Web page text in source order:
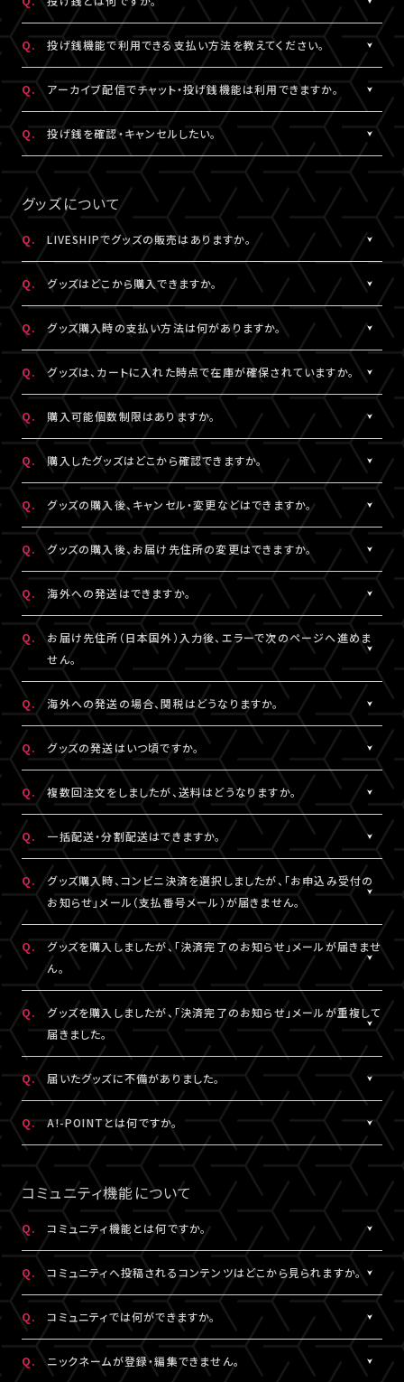
iOS：なし
Android：Chrome
なお、ユーザーがニックネームを変更した場合であっても、過去の
チャットのニックネームは変更されず、変更前のニックネームが表
示されます。
※ニックネームの登録・編集は配信視聴ページからも設定いただ
けます。
※コミュニティ機能が設定されている配信では、コミュニティ機能
とチャット機能のニックネーム設定は連動されます。
※公演によってはX連携をご利用いただけない場合があります。
欄上部「×」印）を押下すると、チャット非表示となります。 また、全
画面表示にした場合も、チャットは非表示になります。
A.
配信中にチップを送ることができる機能です。
投げ銭機能をご利用の場合は、「マイページ」内「基本情報」にござ
います「決済情報」にてクレジットカード決済情報のご登録いただ
くか、
配信中に配信視聴ページよりクレジットカード決済情報のご登録
をお願いいたします。
※公演によっては、投げ銭機能をご利用いただけない場合があり
ます。
Q. 投げ銭機能で利用できる支払い方法を教えてください。
クレジットカード決済をご利用いただけます。
投げ銭機能をご利用の場合は、「マイページ」内「基本情報」にござ
います「決済情報」にてクレジットカード決済情報のご登録いただ
くか、
配信中に配信視聴ページよりクレジットカード決済情報のご登録
をお願いいたします。
なお、決済方法については今後追加される可能性がございます。
Q. アーカイブ配信でチャット・投げ銭機能は利用できますか。
公演により異なります。チケット販売ページなどでご確認ください。
Q. 投げ銭を確認・キャンセルしたい。
投げ銭をキャンセルすることはできません。投げ銭機能をご利用の
場合は、金額に誤りがないか確認のうえ、ご利用ください。
複数回クリックにより、重複課金となる可能性がございますので、
ご注意ください。
※ご利用になった投げ銭は「マイページ」内「投げ銭履歴」よりご
確認いただけます。
グッズについて
Q. LIVESHIPでグッズの販売はありますか。
グッズの販売有無は各配信により異なります。
Q. グッズはどこから購入できますか。
各配信視聴ページなどでご購入いただけます。
LIVESHIPにご登録のA!-ID（メールアドレス）でログインのうえ、ご
利用ください。
※グッズをご購入いただくには、LIVESHIPへの会員登録が必要と
なります。
※LIVESHIPへの会員登録については ［Q:LIVESHIPを利用するに
はどうすればいいですか。］をご参照ください。
Q. グッズ購入時の支払い方法は何がありますか。
クレジットカード決済、コンビニ決済がご利用いただけます。
Q. グッズは、カートに入れた時点で在庫が確保されていますか。
カートに入れた時点では在庫確保とはなりません。
ご注文手続きが完了した時点で在庫確保となります。
ただしコンビニ決済をご利用の場合、支払い期限を過ぎると在庫
確保はリセットされますので予めご了承ください。
Q. 購入可能個数制限はありますか。
A.
公演・グッズにより異なります。グッズ商品詳細ページなどでご確
認ください。
Q. 購入したグッズはどこから確認できますか。
A.
「決済完了のお知らせ」メール、または「マイページ」内「グッズ購入
情報」よりご確認いただけます。
Q. グッズの購入後、キャンセル・変更などはできますか。
A.
お客様都合による商品購入後の注文内容の変更・キャンセル・返
品・交換は一切お受けできません。
また、一度決済を完了された決済手段を変更することもできません
のでご注意ください。
Q. グッズの購入後、お届け先住所の変更はできますか。
A.
購入後、「マイページ」内「グッズ購入情報」にて、配送状況が「出荷
準備前」の場合に変更が可能です。
※発送先が日本国外の場合、購入後の住所変更はできません。予
めご了承ください。
Q. 海外への発送はできますか。
A.
公演・グッズにより異なります。グッズ商品詳細ページなどでご確
認ください。
Q.
お届け先住所（日本国外）入力後、エラーで次のページへ進めま
せん。
A.
日本国外の郵便番号をご入力する際、システムの仕様上、正しく郵
便番号を入力しているにも関わらずエラーとなる場合がございま
す。
その場合は、末尾1桁か2桁を削除、もしくは未記入にてお手続きを
お試しください。
Q. 海外への発送の場合、関税はどうなりますか。
A.
関税はお客様ご自身でお支払いください。関税の計算は各国税関
の判断によります。
また、現地税関での商品配達停止に関しては、当サービスは一切
の責任を負いかねます。
DHLにおきましては現地カスタマーサービスにお問い合わせくだ
さい。
http://www.dhl.com/en/contact_center.html
Q. グッズの発送はいつ頃ですか。
A.
公演・グッズにより異なります。「マイページ」内「グッズ購入情報」
にて発送状況の確認ができます。
※グッズの発送後、「グッズ発送完了のお知らせ」メールが配信さ
れます。
通信の関係上、メールが届かない可能性もございますので、必ず、
「マイページ」内「グッズ購入情報」よりご確認ください。
Q. 複数回注文をしましたが、送料はどうなりますか。
A.
注文番号ごとに送料がかかります。
同日・同公演の注文でも、注文番号が異なれば送料は都度発生
し、注文番号の異なる商品をまとめて発送することはできません。
Q. 一括配送・分割配送はできますか。
A.
注文番号ごとの発送となります。
同日・同公演の注文でも、注文番号の異なる商品をまとめて、また
は分割して発送することはできません。
Q.
グッズ購入時、コンビニ決済を選択しましたが、「お申込み受付の
お知らせ」メール（支払番号メール）が届きません。
コンビニ決済を選択された場合、「お申込み受付のお知らせ」メー
ル（支払番号メール）は、LIVESHIPにご登録のA!-ID（メールアドレ
ス）宛に【@liveship.tokyo】ドメインから配信しております。
“迷惑メール”として自動振り分け・受信拒否されていないかご確
認ください。
なお、支払番号は支払期限内であれば、「マイページ」内「グッズ購
入情報」にも記載されておりますので、ご確認ください。
Q.
グッズを購入しましたが、「決済完了のお知らせ」メールが届きませ
ん。
A.
「決済完了のお知らせ」メールは、LIVESHIPにご登録のA!-ID（メー
ルアドレス）宛に【@liveship.tokyo】ドメインから配信しておりま
す。 “迷惑メール”として自動振り分け・受信拒否されていないかご
確認ください。
※「決済完了のお知らせ」メールが届いていない場合は、「マイペ
ージ」内「グッズ購入情報」をご確認ください。
Q.
グッズを購入しましたが、「決済完了のお知らせ」メールが重複して
届きました。
「決済完了のお知らせ」メールが2通以上届いた場合、誤ってグッズ
を重複してご購入されている可能性がございます。
詳細を記載のうえ、
こちらよりご連絡ください。
Q. 届いたグッズに不備がありました。
お手数ですが、詳細を記載のうえ、商品到着後14日以内に下記よ
りお問い合わせください。
グッズ配送・お届け済み商品に関して
【A!SMART お問い合わせ窓口】
https://www.asmart.jp/support
Q. A!-POINTとは何ですか。
A.
A!-POINTとは、一部のA!-IDサービスで使える・貯める事ができる
ポイントサービスです。
商品代金(税込)の1％がポイントとなり、商品代金以外の送料/手
数料については、ポイント付与対象外です。
A!-POINTは商品の発送後、約2週間で加算されます。
ポイントの残高、有効期限、付与履歴については
A!-IDサイト
にロ
グイン後、マイページよりご確認いただけます。
なお、LIVESHIPでのポイント利用はできません。A!-POINT・A!-ID
についてはこちら
※ポイントの現金への換金はできません。
コミュニティ機能について
Q. コミュニティ機能とは何ですか。
A.
配信視聴ページに投稿される期間限定コンテンツをお楽しみいた
だける機能です。
コミュニティ機能が提供されている配信に限り、対象の視聴チケッ
トを購入したユーザーのみがご利用・閲覧することができます。
なお、各公演・視聴チケット種別によりコミュニティ機能の有無は
Q. コミュニティへ投稿されるコンテンツはどこから見られますか。
A.
対象の視聴チケットを購入したA!-ID（メールアドレス）とパスワー
ドでログインのうえ、配信視聴ページ内「スペシャル」から閲覧する
ことができます。
Q. コミュニティでは何ができますか。
A.
配信視聴ページに投稿される期間限定コンテンツをお楽しみいた
だけるほか、投稿されたコンテンツに対して、コメントやリアクショ
Q. ニックネームが登録・編集できません。